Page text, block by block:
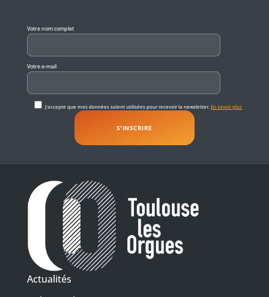
Votre nom complet
Votre e-mail
J'accepte que mes données soient utilisées pour recevoir la newsletter.En savoir plus
Actualités